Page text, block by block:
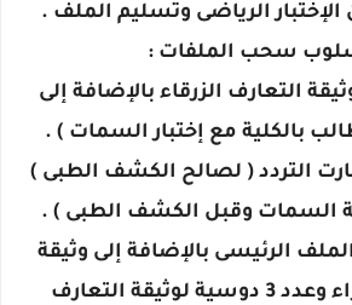
الرياضى وتسليم الملف .
التعارف الزرقاء بالإضافة إلى
كارت التردد ( لصالح الكشف الطبى )
السمات وقبل الكشف الطبى ) .
الملف الرئيسى بالإضافة إلى وثيقة
التعارف الخضراء وعدد 3 دوسية لوثيقة التعارف